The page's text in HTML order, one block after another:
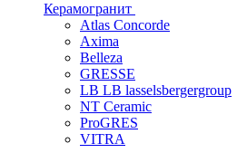
Керамогранит
Atlas Concorde
Axima
Belleza
GRESSE
LB LB lasselsbergergroup
NT Ceramic
ProGRES
VITRA